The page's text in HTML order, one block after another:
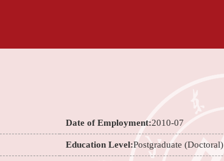
Date of Employment:2010-07
Education Level:Postgraduate (Doctoral)